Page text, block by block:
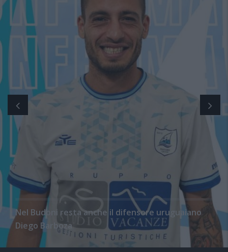
Nel Budoni resta anche il difensore uruguaiano
Diego Barboza